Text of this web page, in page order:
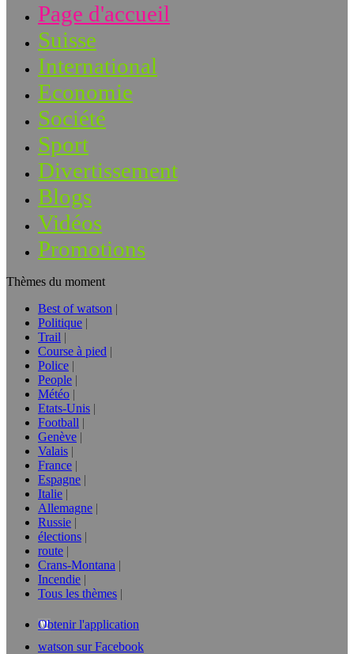
Page d'accueil
Suisse
International
Economie
Société
Sport
Divertissement
Blogs
Vidéos
Promotions
Thèmes du moment
Best of watson
Politique
Trail
Course à pied
Police
People
Météo
Etats-Unis
Football
Genève
Valais
France
Espagne
Italie
Allemagne
Russie
élections
route
Crans-Montana
Incendie
Tous les thèmes
Obtenir l'application
watson sur Facebook